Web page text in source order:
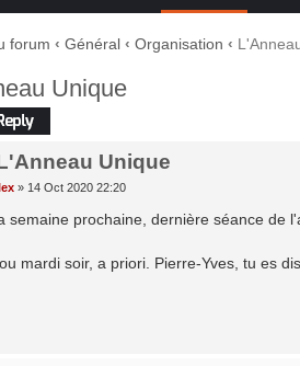
forum ‹ Général ‹ Organisation ‹
Unique
Unique
» 14 Oct 2020 22:20
semaine prochaine, dernière séance de
mardi soir, a priori. Pierre-Yves, tu es